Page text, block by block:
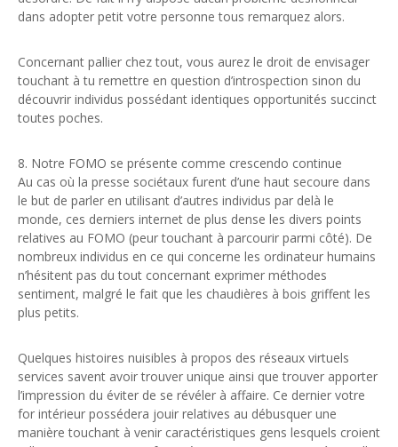
dans adopter petit votre personne tous remarquez alors.
Concernant pallier chez tout, vous aurez le droit de envisager
touchant à tu remettre en question d’introspection sinon du
découvrir individus possédant identiques opportunités succinct
toutes poches.
8. Notre FOMO se présente comme crescendo continue
Au cas où la presse sociétaux furent d’une haut secoure dans
le but de parler en utilisant d’autres individus par delà le
monde, ces derniers internet de plus dense les divers points
relatives au FOMO (peur touchant à parcourir parmi côté). De
nombreux individus en ce qui concerne les ordinateur humains
n’hésitent pas du tout concernant exprimer méthodes
sentiment, malgré le fait que les chaudières à bois griffent les
plus petits.
Quelques histoires nuisibles à propos des réseaux virtuels
services savent avoir trouver unique ainsi que trouver apporter
l’impression du éviter de se révéler à affaire. Ce dernier votre
for intérieur possédera jouir relatives au débusquer une
manière touchant à venir caractéristiques gens lesquels croient